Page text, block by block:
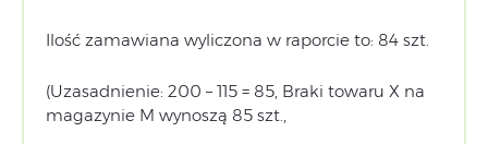
Ilość zamawiana wyliczona w raporcie to: 84 szt.
(Uzasadnienie: 200 – 115 = 85, Braki towaru X na
magazynie M wynoszą 85 szt.,